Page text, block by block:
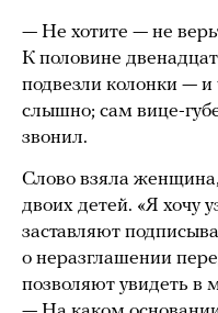
— Не хотите — не
К половине
подвезли колонки — и
слышно; сам вице-
звонил.
Слово взяла
двоих детей. «Я хочу
заставляют
о неразглашении
позволяют увидеть в